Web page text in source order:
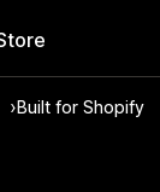
Built for Shopify